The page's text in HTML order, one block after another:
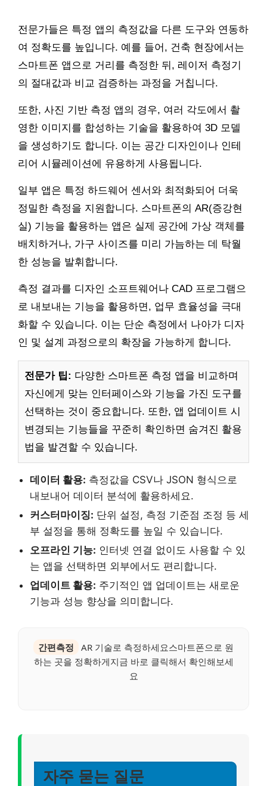
전문가들은 특정 앱의 측정값을 다른 도구와 연동하
여 정확도를 높입니다. 예를 들어, 건축 현장에서는
스마트폰 앱으로 거리를 측정한 뒤, 레이저 측정기
의 절대값과 비교 검증하는 과정을 거칩니다.
또한, 사진 기반 측정 앱의 경우, 여러 각도에서 촬
영한 이미지를 합성하는 기술을 활용하여 3D 모델
을 생성하기도 합니다. 이는 공간 디자인이나 인테
리어 시뮬레이션에 유용하게 사용됩니다.
일부 앱은 특정 하드웨어 센서와 최적화되어 더욱
정밀한 측정을 지원합니다. 스마트폰의 AR(증강현
실) 기능을 활용하는 앱은 실제 공간에 가상 객체를
배치하거나, 가구 사이즈를 미리 가늠하는 데 탁월
한 성능을 발휘합니다.
측정 결과를 디자인 소프트웨어나 CAD 프로그램으
로 내보내는 기능을 활용하면, 업무 효율성을 극대
화할 수 있습니다. 이는 단순 측정에서 나아가 디자
인 및 설계 과정으로의 확장을 가능하게 합니다.
전문가 팁: 다양한 스마트폰 측정 앱을 비교하며
자신에게 맞는 인터페이스와 기능을 가진 도구를
선택하는 것이 중요합니다. 또한, 앱 업데이트 시
변경되는 기능들을 꾸준히 확인하면 숨겨진 활용
법을 발견할 수 있습니다.
데이터 활용: 측정값을 CSV나 JSON 형식으로
내보내어 데이터 분석에 활용하세요.
커스터마이징: 단위 설정, 측정 기준점 조정 등 세
부 설정을 통해 정확도를 높일 수 있습니다.
오프라인 기능: 인터넷 연결 없이도 사용할 수 있
는 앱을 선택하면 외부에서도 편리합니다.
업데이트 활용: 주기적인 앱 업데이트는 새로운
기능과 성능 향상을 의미합니다.
간편측정
AR 기술로 측정하세요스마트폰으로 원
하는 곳을 정확하게지금 바로 클릭해서 확인해보세
요
자주 묻는 질문